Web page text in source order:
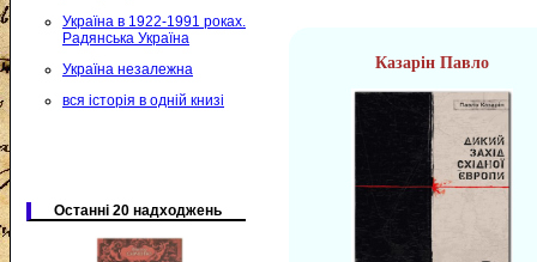
Україна в 1922-1991 роках.
Радянська Україна
Україна незалежна
вся історія в одній книзі
Останні 20 надходжень
Казарін Павло